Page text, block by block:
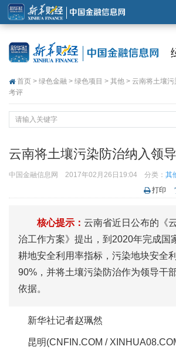
首页 > 绿色金融 > 绿色项目 > 其他 > 云南将土壤
考评
云南将土壤污染防治纳入领
中国金融信息网 2017年02月26日19:04 分类： 其
打印
核心提示： 云南省近日公布的《
治工作方案》提出，到2020年完成国
耕地安全利用率指标，污染地块安全
90%，并将土壤污染防治作为领导干
依据。
新华社记者赵珮然
昆明(CNFIN.COM /